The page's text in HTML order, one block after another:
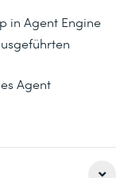
in Agent Engine
Agent